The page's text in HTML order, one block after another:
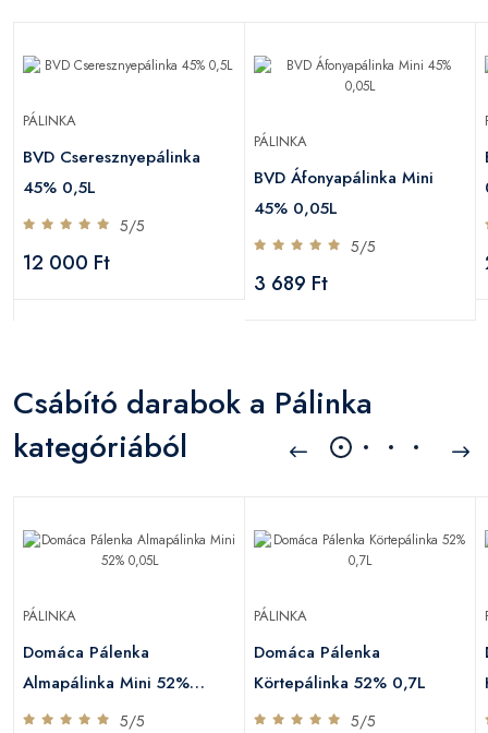
PÁLINKA
BVD Cseresznyepálinka
45% 0,5L
5/5
12 000 Ft
PÁLINKA
BVD Áfonyapálinka Mini
45% 0,05L
5/5
3 689 Ft
Csábító darabok a Pálinka
kategóriából
PÁLINKA
Domáca Pálenka
Almapálinka Mini 52%
0,05L
5/5
PÁLINKA
Domáca Pálenka
Körtepálinka 52% 0,7L
5/5